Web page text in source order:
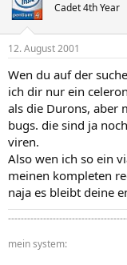
Cadet 4th Year
12. August 2001
Wen du auf der
ich dir nur ein
als die Durons, aber
bugs. die sind ja
viren.
Also wen ich so ein
meinen kompleten
naja es bleibt deine
mein system: